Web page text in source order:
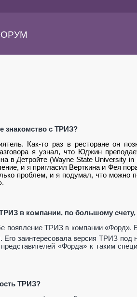
знакомство с ТРИЗ?
Как-то раз в ресторане он
я узнал, что Юджин
в Детройте (Wayne State University in
и я пригласил Верткина и Фея
проблем, и я подумал, что
в компании, по большому счету,
появление ТРИЗ в компании
заинтересовала версия ТРИЗ под
«Форда» к таким
ТРИЗ?